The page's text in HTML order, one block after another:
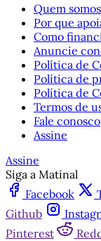
Quem somos
Por que
Como
Anuncie
Política de
Política de
Política de
Termos de
Fale conosco
Assine
Assine
Siga a Matinal
Facebook
Github
Pinterest